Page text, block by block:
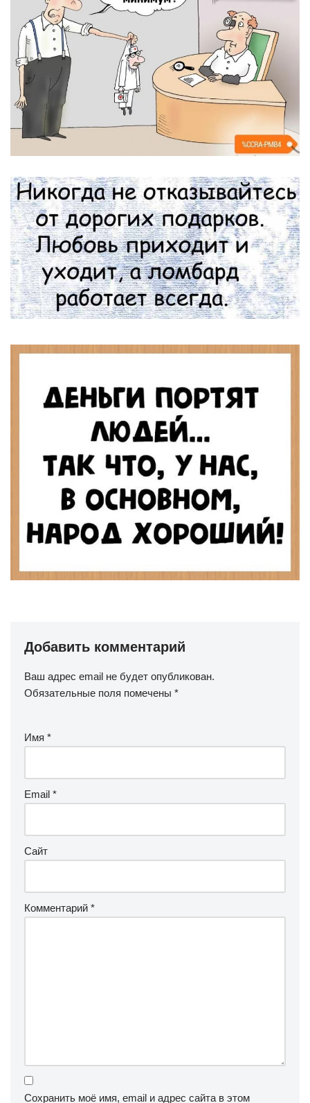
Добавить комментарий
Ваш адрес email не будет опубликован.
Обязательные поля помечены *
Имя *
Email *
Сайт
Комментарий *
Сохранить моё имя, email и адрес сайта в этом